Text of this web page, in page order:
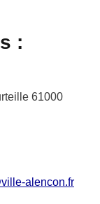
:
61000
alencon.fr